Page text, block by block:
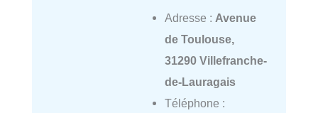
Adresse : Avenue
de Toulouse,
31290 Villefranche-
de-Lauragais
Téléphone :